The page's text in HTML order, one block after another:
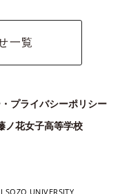
一覧
プライバシーポリシー
ノ花女子高等学校
UNIVERSITY